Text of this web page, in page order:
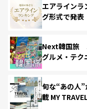
エアライン
グ形式で発表
Next韓国旅
グルメ・テク
旬な“あの人
載 MY